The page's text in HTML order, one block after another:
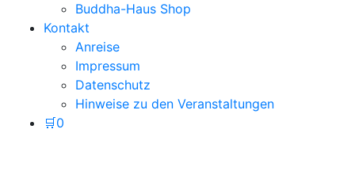
Buddha-Haus Shop
Kontakt
Anreise
Impressum
Datenschutz
Hinweise zu den Veranstaltungen
🛒0